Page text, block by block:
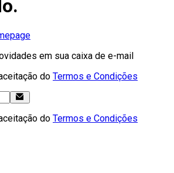
em sua caixa de e-mail
do Termos e Condições
do Termos e Condições